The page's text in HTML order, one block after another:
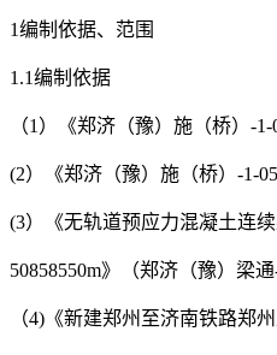
1编制依据、范围
1.1编制依据
（1）《郑济（豫）施（桥）-
(2）《郑济（豫）施（桥）-1-
(3）《无轨道预应力混凝土连
50858550m》（郑济（豫）梁通-
（4)《新建郑州至济南铁路郑